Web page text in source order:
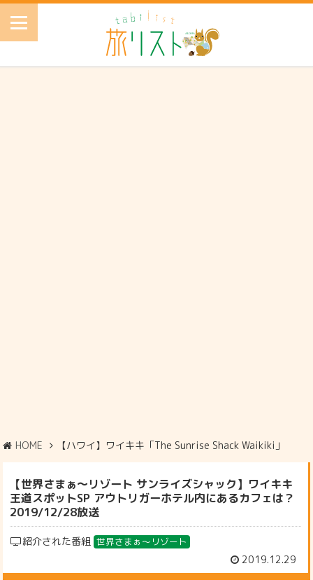
HOME 【ハワイ】ワイキキ「The Sunrise Shack Waikiki」
【世界さまぁ～リゾート サンライズシャック】ワイキキ
王道スポットSP アウトリガーホテル内にあるカフェは？
2019/12/28放送
紹介された番組 世界さまぁ～リゾート
2019.12.29